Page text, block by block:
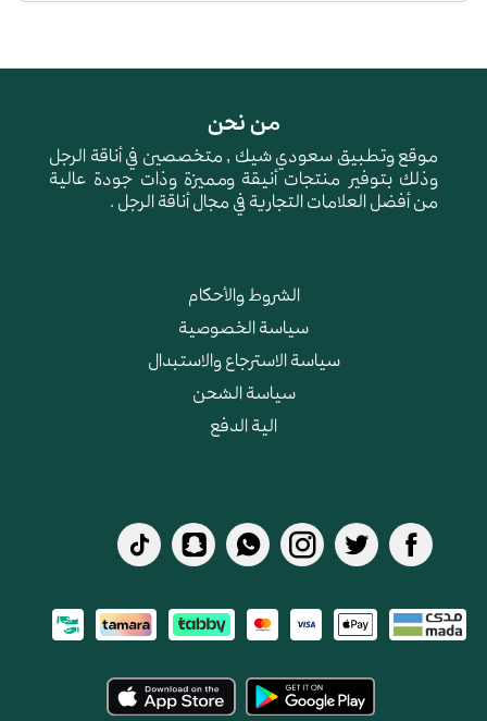
من نحن
موقع وتطبيق سعودي شيك , متخصصين في أناقة الرجل
وذلك بتوفير منتجات أنيقة ومميزة وذات جودة عالية
من أفضل العلامات التجارية في مجال أناقة الرجل .
الشروط والأحكام
سياسة الخصوصية
سياسة الاسترجاع والاستبدال
سياسة الشحن
الية الدفع